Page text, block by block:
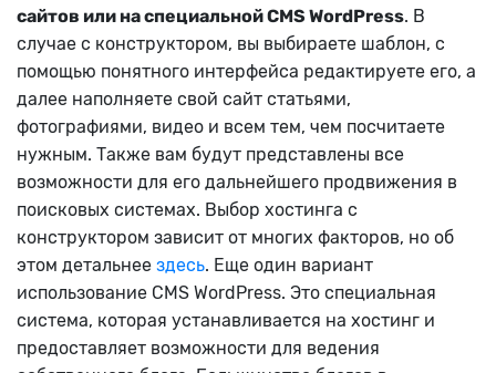
сайтов или на специальной CMS WordPress. В
случае с конструктором, вы выбираете шаблон, с
помощью понятного интерфейса редактируете его, а
далее наполняете свой сайт статьями,
фотографиями, видео и всем тем, чем посчитаете
нужным. Также вам будут представлены все
возможности для его дальнейшего продвижения в
поисковых системах. Выбор хостинга с
конструктором зависит от многих факторов, но об
этом детальнее здесь. Еще один вариант
использование CMS WordPress. Это специальная
система, которая устанавливается на хостинг и
предоставляет возможности для ведения